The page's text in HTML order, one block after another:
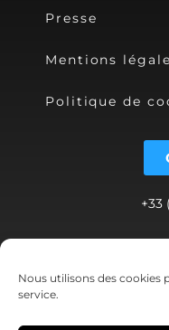
Nous utilisons des
service.
Presse
Mentions
Politique de
+33